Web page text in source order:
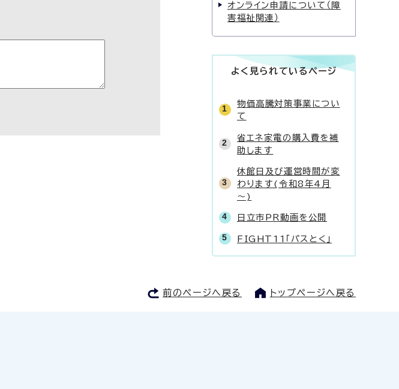
オンライン申請について（障
害福祉関連）
よく見られているページ
物価高騰対策事業につい
て
省エネ家電の購入費を補
助します
休館日及び運営時間が変
わります(令和8年4月
～)
日立市PR動画を公開
FIGHT11「パスとく」
前のページへ戻る トップページへ戻る